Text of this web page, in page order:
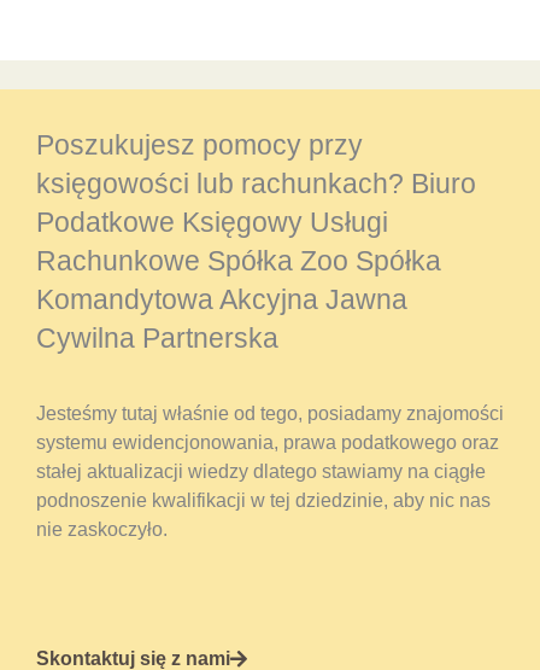
Poszukujesz pomocy przy
księgowości lub rachunkach? Biuro
Podatkowe Księgowy Usługi
Rachunkowe Spółka Zoo Spółka
Komandytowa Akcyjna Jawna
Cywilna Partnerska
Jesteśmy tutaj właśnie od tego, posiadamy znajomości
systemu ewidencjonowania, prawa podatkowego oraz
stałej aktualizacji wiedzy dlatego stawiamy na ciągłe
podnoszenie kwalifikacji w tej dziedzinie, aby nic nas
nie zaskoczyło.
Skontaktuj się z nami